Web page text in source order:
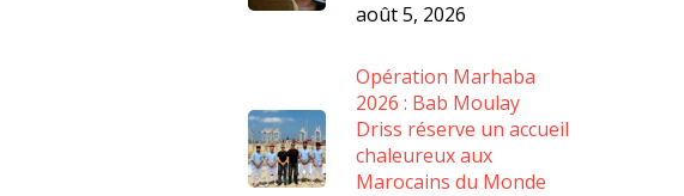
août 5, 2026
Opération Marhaba
2026 : Bab Moulay
Driss réserve un accueil
chaleureux aux
Marocains du Monde